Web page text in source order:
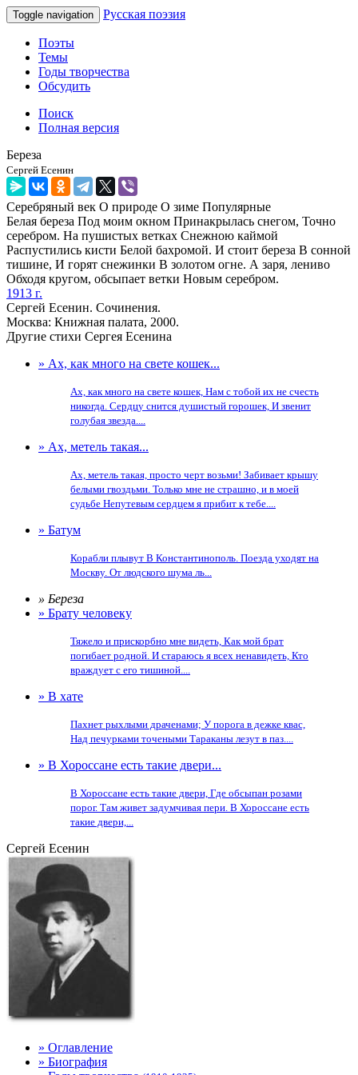
Toggle navigation Русская поэзия
Поэты
Темы
Годы творчества
Обсудить
Поиск
Полная версия
Береза
Сергей Есенин
Серебряный век О природе О зиме Популярные
Белая береза Под моим окном Принакрылась снегом, Точно
серебром. На пушистых ветках Снежною каймой
Распустились кисти Белой бахромой. И стоит береза В сонной
тишине, И горят снежинки В золотом огне. А заря, лениво
Обходя кругом, обсыпает ветки Новым серебром.
1913 г.
Сергей Есенин. Сочинения.
Москва: Книжная палата, 2000.
Другие стихи Сергея Есенина
» Ах, как много на свете кошек...
Ах, как много на свете кошек, Нам с тобой их не счесть
никогда. Сердцу снится душистый горошек, И звенит
голубая звезда....
» Ах, метель такая...
Ах, метель такая, просто черт возьми! Забивает крышу
белыми гвоздьми. Только мне не страшно, и в моей
судьбе Непутевым сердцем я прибит к тебе....
» Батум
Корабли плывут В Константинополь. Поезда уходят на
Москву. От людского шума ль...
» Береза
» Брату человеку
Тяжело и прискорбно мне видеть, Как мой брат
погибает родной. И стараюсь я всех ненавидеть, Кто
враждует с его тишиной....
» В хате
Пахнет рыхлыми драченами; У порога в дежке квас,
Над печурками точеными Тараканы лезут в паз....
» В Хороссане есть такие двери...
В Хороссане есть такие двери, Где обсыпан розами
порог. Там живет задумчивая пери. В Хороссане есть
такие двери,...
Сергей Есенин
» Оглавление
» Биография